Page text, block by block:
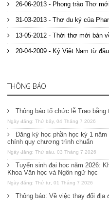
26-06-2013 - Phong trào Thơ
31-03-2013 - Thơ du ký của
13-05-2012 - Thời thơ mới bàn
20-04-2009 - Ký Việt Nam từ
THÔNG BÁO
Thông báo tổ chức lễ Trao bằng
Ngày đăng: Thứ bảy, 04 Tháng 7 2026
Đăng ký học phần học kỳ 1
chính quy chương trình chuẩn
Ngày đăng: Thứ sáu, 03 Tháng 7 2026
Tuyển sinh đại học năm 2026:
Khoa Văn học và Ngôn ngữ học
Ngày đăng: Thứ tư, 01 Tháng 7 2026
Thông báo: Về việc thay đổi địa